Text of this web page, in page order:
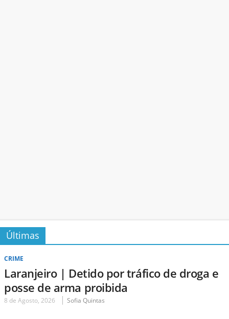
Últimas
CRIME
Laranjeiro | Detido por tráfico de droga e
posse de arma proibida
8 de Agosto, 2026 Sofia Quintas